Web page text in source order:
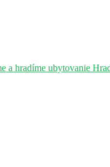
a hradíme ubytovanie